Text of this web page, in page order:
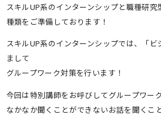
スキルUP系のインターンシップと職種研
種類をご準備しております！
スキルUP系のインターンシップでは、「
まして
グループワーク対策を行います！
今回は特別講師をお呼びしてグループワー
なかなか聞くことができないお話を聞くこ